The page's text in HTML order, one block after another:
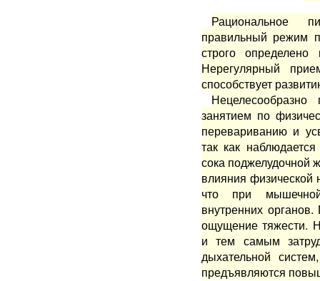
Рациональное
правильный режим
строго
Нерегулярный
способствует
заняти­ем по
переварива­нию и
так как
сока поджелудоч­ной
влияния физичес­кой
что при
внутренних
ощущение тяжести.
и тем самым
дыхательной
предъявляются